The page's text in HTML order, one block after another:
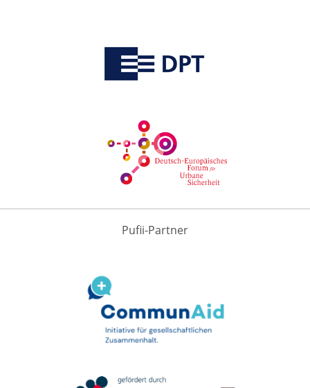
Pufii-Partner